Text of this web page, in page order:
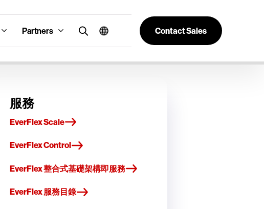
Partners Contact Sales
服務
EverFlex Scale
EverFlex Control
EverFlex 整合式基礎架構即服務
EverFlex 服務目錄